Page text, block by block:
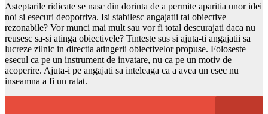
Asteptarile ridicate se nasc din dorinta de a permite aparitia unor idei
noi si esecuri deopotriva. Isi stabilesc angajatii tai obiective
rezonabile? Vor munci mai mult sau vor fi total descurajati daca nu
reusesc sa-si atinga obiectivele? Tinteste sus si ajuta-ti angajatii sa
lucreze zilnic in directia atingerii obiectivelor propuse. Foloseste
esecul ca pe un instrument de invatare, nu ca pe un motiv de
acoperire. Ajuta-i pe angajati sa inteleaga ca a avea un esec nu
inseamna a fi un ratat.